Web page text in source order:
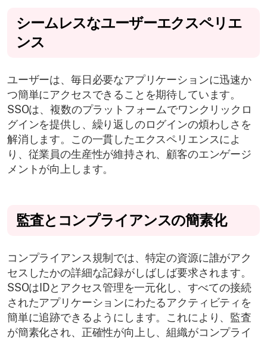
シームレスなユーザーエクスペリエ
ンス
ユーザーは、毎日必要なアプリケーションに迅速か
つ簡単にアクセスできることを期待しています。
SSOは、複数のプラットフォームでワンクリックロ
グインを提供し、繰り返しのログインの煩わしさを
解消します。この一貫したエクスペリエンスによ
り、従業員の生産性が維持され、顧客のエンゲージ
メントが向上します。
監査とコンプライアンスの簡素化
コンプライアンス規制では、特定の資源に誰がアク
セスしたかの詳細な記録がしばしば要求されます。
SSOはIDとアクセス管理を一元化し、すべての接続
されたアプリケーションにわたるアクティビティを
簡単に追跡できるようにします。これにより、監査
が簡素化され、正確性が向上し、組織がコンプライ